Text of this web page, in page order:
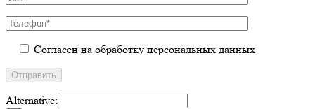
Согласен на обработку персональных данных
Alternative: